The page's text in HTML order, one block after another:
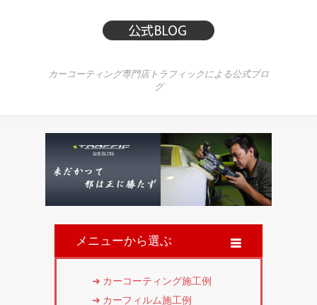
カーコーティング専門店トラフィックによる公式ブロ
グ
メニューから選ぶ
カーコーティング施工例
カーフィルム施工例